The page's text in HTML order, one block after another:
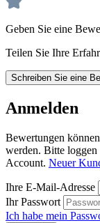
Geben Sie eine
Teilen Sie Ihre
Schreiben Sie eine
Anmelden
Bewertungen
werden. Bitte loggen
Account. Neuer
Ihre E-Mail-Adresse
Ihr Passwort
Ich habe mein